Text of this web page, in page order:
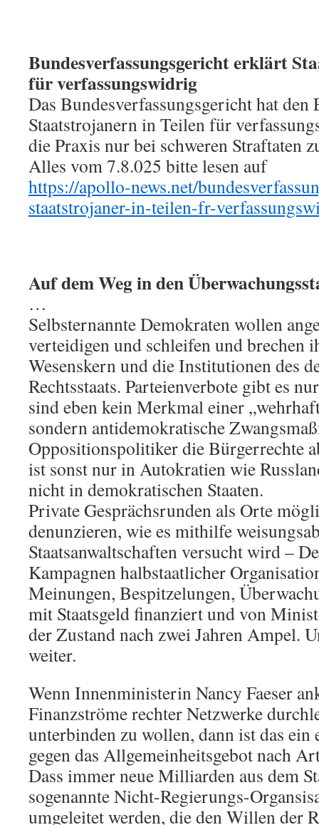
Bundesverfassungsgericht erklärt
für verfassungswidrig
Das Bundesverfassungsgericht hat den
Staatstrojanern in Teilen für
die Praxis nur bei schweren Straftaten
Alles vom 7.8.025 bitte lesen auf
https://apollo-news.net/
staatstrojaner-in-teilen-fr-
Auf dem Weg in den
…
Selbsternannte Demokraten wollen
verteidigen und schleifen und brechen
Wesenskern und die Institutionen des
Rechtsstaats. Parteienverbote gibt es
sind eben kein Merkmal einer
sondern antidemokratische
Oppositionspolitiker die Bürgerrechte
ist sonst nur in Autokratien wie
nicht in demokratischen Staaten.
Private Gesprächsrunden als Orte
denunzieren, wie es mithilfe
Staatsanwaltschaften versucht wird –
Kampagnen halbstaatlicher
Meinungen, Bespitzelungen,
mit Staatsgeld finanziert und von
der Zustand nach zwei Jahren Ampel.
weiter.
Wenn Innenministerin Nancy Faeser
Finanzströme rechter Netzwerke
unterbinden zu wollen, dann ist das ein
gegen das Allgemeinheitsgebot nach
Dass immer neue Milliarden aus dem
sogenannte Nicht-Regierungs-
umgeleitet werden, die den Willen der